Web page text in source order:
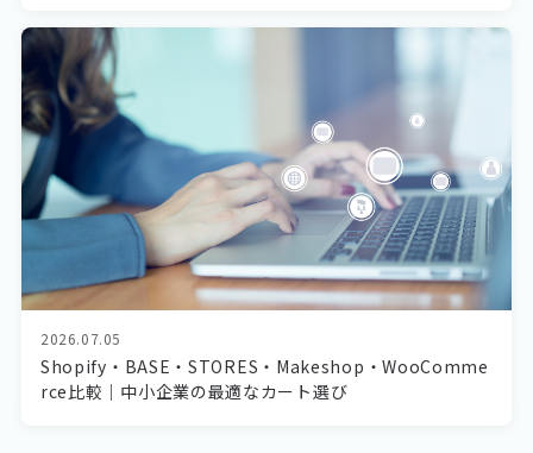
2026.07.05
Shopify・BASE・STORES・Makeshop・WooComme
rce比較｜中小企業の最適なカート選び